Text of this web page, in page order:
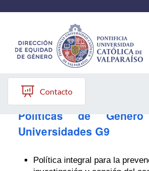
Quiénes somos
Diagnóstico y Política
Plan de Acción
Contacto
Repositorio
Políticas de
Universidades G9
Política integral para la